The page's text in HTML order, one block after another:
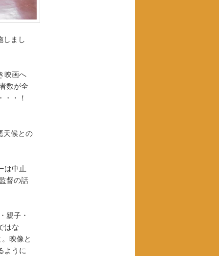
しまし
映画へ
数が全
・！
天候との
は中止
督の話
親子・
はな
映像と
ように